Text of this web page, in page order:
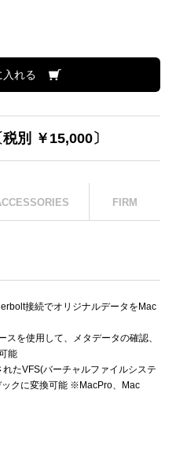
入れる
別 ￥15,000〕
FIRM
接続でオリジナルデータをMac
スを使用して、メタデータの確認、
能
たVFS(バーチャルファイルシステ
クに変換可能 ※MacPro、Mac